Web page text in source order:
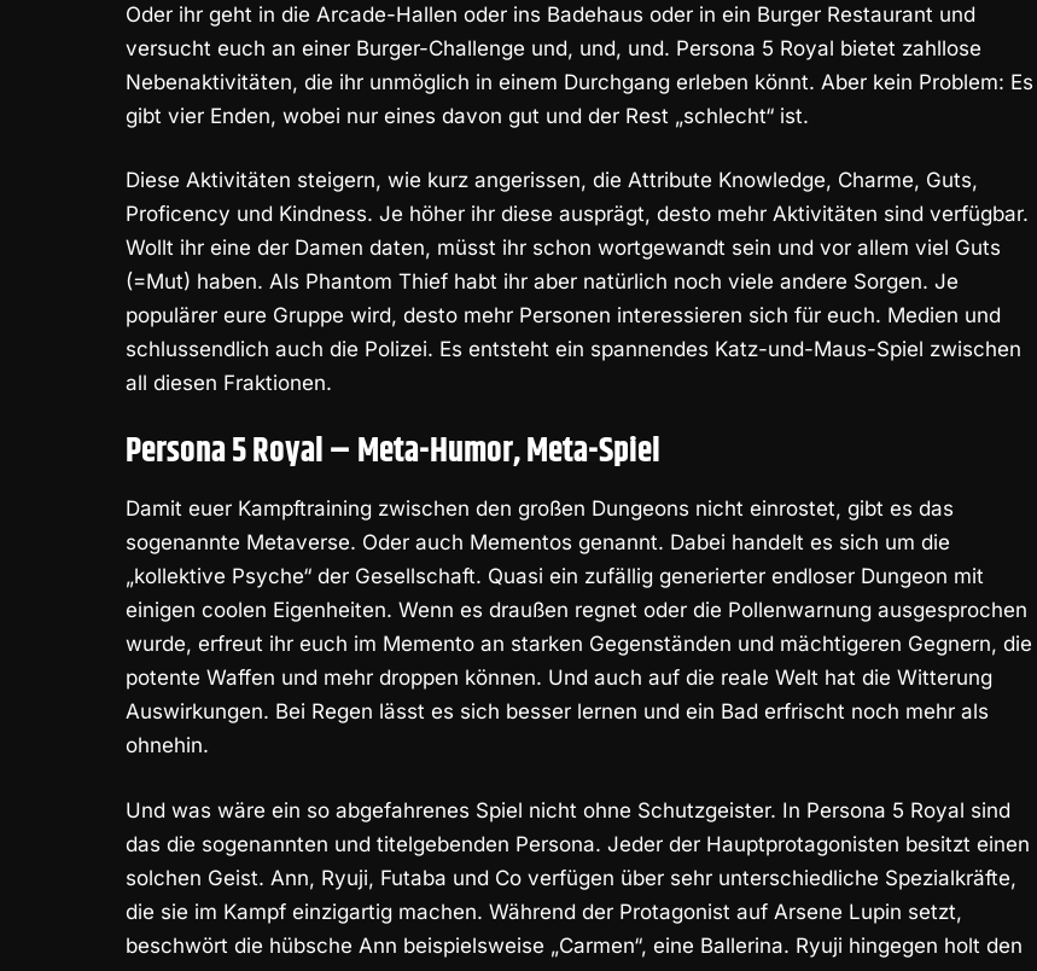
Oder ihr geht in die Arcade-Hallen oder ins Badehaus oder in ein Burger Restaurant und
versucht euch an einer Burger-Challenge und, und, und. Persona 5 Royal bietet zahllose
Nebenaktivitäten, die ihr unmöglich in einem Durchgang erleben könnt. Aber kein Problem: Es
gibt vier Enden, wobei nur eines davon gut und der Rest „schlecht“ ist.
Diese Aktivitäten steigern, wie kurz angerissen, die Attribute Knowledge, Charme, Guts,
Proficency und Kindness. Je höher ihr diese ausprägt, desto mehr Aktivitäten sind verfügbar.
Wollt ihr eine der Damen daten, müsst ihr schon wortgewandt sein und vor allem viel Guts
(=Mut) haben. Als Phantom Thief habt ihr aber natürlich noch viele andere Sorgen. Je
populärer eure Gruppe wird, desto mehr Personen interessieren sich für euch. Medien und
schlussendlich auch die Polizei. Es entsteht ein spannendes Katz-und-Maus-Spiel zwischen
all diesen Fraktionen.
Persona 5 Royal – Meta-Humor, Meta-Spiel
Damit euer Kampftraining zwischen den großen Dungeons nicht einrostet, gibt es das
sogenannte Metaverse. Oder auch Mementos genannt. Dabei handelt es sich um die
„kollektive Psyche“ der Gesellschaft. Quasi ein zufällig generierter endloser Dungeon mit
einigen coolen Eigenheiten. Wenn es draußen regnet oder die Pollenwarnung ausgesprochen
wurde, erfreut ihr euch im Memento an starken Gegenständen und mächtigeren Gegnern, die
potente Waffen und mehr droppen können. Und auch auf die reale Welt hat die Witterung
Auswirkungen. Bei Regen lässt es sich besser lernen und ein Bad erfrischt noch mehr als
ohnehin.
Und was wäre ein so abgefahrenes Spiel nicht ohne Schutzgeister. In Persona 5 Royal sind
das die sogenannten und titelgebenden Persona. Jeder der Hauptprotagonisten besitzt einen
solchen Geist. Ann, Ryuji, Futaba und Co verfügen über sehr unterschiedliche Spezialkräfte,
die sie im Kampf einzigartig machen. Während der Protagonist auf Arsene Lupin setzt,
beschwört die hübsche Ann beispielsweise „Carmen“, eine Ballerina. Ryuji hingegen holt den